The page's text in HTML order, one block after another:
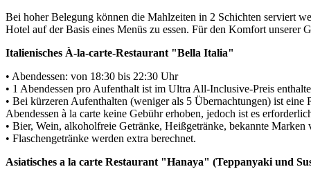
Bei hoher Belegung können die Mahlzeiten in 2 Schichten serviert
Hotel auf der Basis eines Menüs zu essen. Für den Komfort unserer
Italienisches À-la-carte-Restaurant "Bella Italia"
• Abendessen: von 18:30 bis 22:30 Uhr
• 1 Abendessen pro Aufenthalt ist im Ultra All-Inclusive-Preis
• Bei kürzeren Aufenthalten (weniger als 5 Übernachtungen) ist
Abendessen à la carte keine Gebühr erhoben, jedoch ist es
• Bier, Wein, alkoholfreie Getränke, Heißgetränke, bekannte
• Flaschengetränke werden extra berechnet.
Asiatisches a la carte Restaurant "Hanaya" (Teppanyaki und